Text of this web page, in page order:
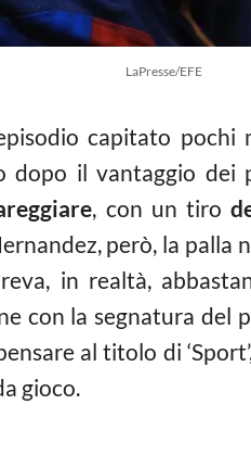
LaPresse/EFE
capitato
dopo il vantaggio dei
, con un tiro
però, la
in realtà,
con la segnatura del
al titolo di
gioco.